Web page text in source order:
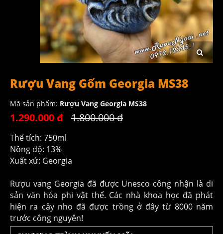
Rượu Vang Gốm Georgia MS38
Mã sản phẩm: Rượu Vang Georgia MS38
1.290.000 đ 1.800.000 đ
Thể tích: 750ml
Nồng độ: 13%
Xuất xứ: Georgia
Rượu vang Georgia đã được Unesco công nhận là di
sản văn hóa phi vật thể. Các nhà khoa học đã phát
hiện ra cây nho đã được trồng ở đây từ 8000 năm
trước công nguyên!